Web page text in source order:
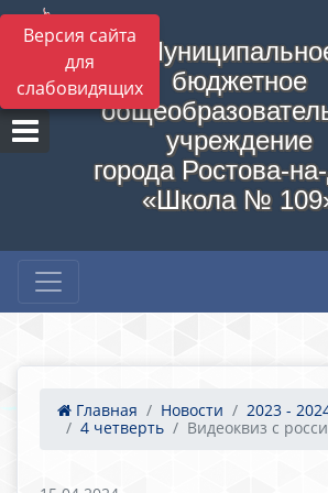
Версия сайта
для
слабовидящих
бюджетное
учреждение
города Ростова-
«Школа №
Главная Новости
2023 -
4 четверть
Видеоквиз с